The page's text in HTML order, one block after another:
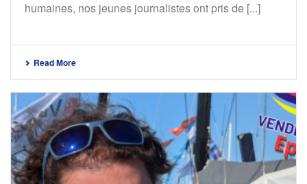
humaines, nos jeunes journalistes ont pris de [...]
Read More